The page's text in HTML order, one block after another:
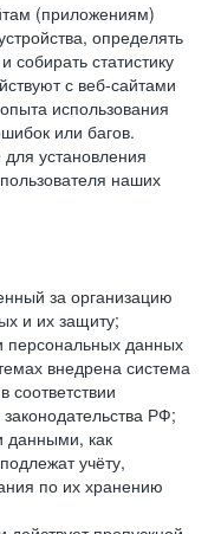
(приложениям)
определять
собирать статистику
с веб-сайтами
использования
или багов.
установления
наших
за организацию
и их защиту;
персональных данных
внедрена система
РФ;
данными, как
учёту,
по их хранению